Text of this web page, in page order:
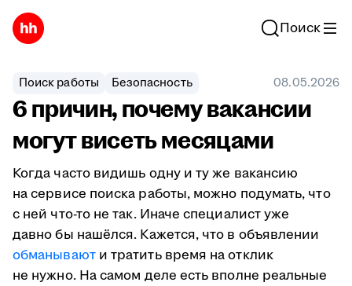
Поиск
Поиск работы Безопасность 08.05.2026
6 причин, почему вакансии
могут висеть месяцами
Когда часто видишь одну и ту же вакансию
на сервисе поиска работы, можно подумать, что
с ней что-то не так. Иначе специалист уже
давно бы нашёлся. Кажется, что в объявлении
обманываюти тратить время на отклик
не нужно. На самом деле есть вполне реальные